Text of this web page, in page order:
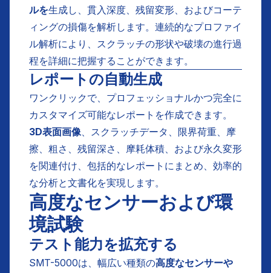
ルを生成し、貫入深度、残留変形、およびコーテ
ィングの損傷を解析します。連続的なプロファイ
ル解析により、スクラッチの形状や破壊の進行過
程を詳細に把握することができます。
レポートの自動生成
ワンクリックで、プロフェッショナルかつ完全に
カスタマイズ可能なレポートを作成できます。
3D表面画像、スクラッチデータ、限界荷重、摩
擦、粗さ、残留深さ、摩耗体積、および永久変形
を関連付け、包括的なレポートにまとめ、効率的
な分析と文書化を実現します。
高度なセンサーおよび環
境試験
テスト能力を拡充する
SMT-5000は、幅広い種類の高度なセンサーや